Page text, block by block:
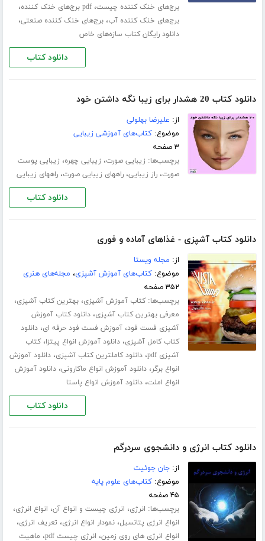
برج‌های خنک کننده چیست،pdf برج‌های خنک کننده ،
برج‌های خنک کننده آب،برج‌های خنک کننده صنعتی،
دانلود رایگان کتاب سازه‌های خاص
دانلود کتاب
دانلود کتاب 20 هشدار برای زیبا نگه داشتن خود
از: علیرضا بهلولی
موضوع:کتاب‌های آموزشی زیبایی
۳ صفحه
برچسب‌ها: زیبایی صورت، زیبایی چهره، زیبایی پوست
صورت،راز زیبایی،راههای زیبایی صورت،راههای زیبایی
دانلود کتاب
دانلود کتاب آشپزی - غذاهای آماده و فوری
از: مجله ویستا
موضوع:کتاب‌های آموزش آشپزی، مجله‌های هنری
۳۵۲ صفحه
برچسب‌ها:کتاب آموزش آشپزی،بهترین کتاب آشپزی،
معرفی بهترین کتاب آشپزی،دانلود کتاب آموزش
آشپزی فست فود،آموزش فست فود حرفه ای،دانلود
کتاب کامل آشپزی،دانلود آموزش انواع پیتزا،کتاب
آشپزی pdf
،دانلود کاملترین کتاب آشپزی،دانلود آموزش
انواع برگر،دانلود آموزش انواع ماکارونی،دانلود آموزش
انواع املت،دانلود آموزش انواع پاستا
دانلود کتاب
دانلود کتاب انرژی و دانشجوی سردرگم
از:جان جوئیت
موضوع:کتاب‌های علوم پایه
۴۵ صفحه
برچسب‌ها: انرژی، انرژی چیست و انواع آن، انواع انرژی،
انواع انرژی پتانسیل،نمودار انواع انرژی، تعریف انرژی،
انواع انرژی های روی زمین، انرژی چیست pdf ، ماهیت